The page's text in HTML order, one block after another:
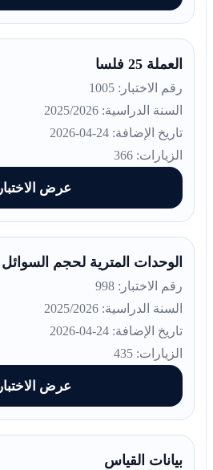
العملة 25 فلسا
رقم الاختبار: 1005
السنة الدراسية: 2025/2026
تاريخ الإضافة: 24-04-2026
الزيارات: 366
عرض الاختبار
الوحدات المترية لحجم السوائل
رقم الاختبار: 998
السنة الدراسية: 2025/2026
تاريخ الإضافة: 24-04-2026
الزيارات: 435
عرض الاختبار
بيانات القياس